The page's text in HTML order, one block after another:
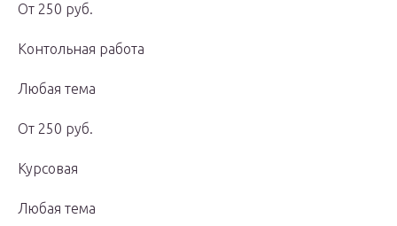
От 250 руб.
Контольная работа
Любая тема
От 250 руб.
Курсовая
Любая тема